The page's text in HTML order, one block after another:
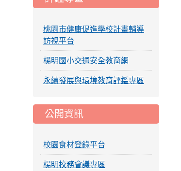
桃園市健康促進學校計畫輔導
訪視平台
楊明國小交通安全教育網
永續發展與環境教育評鑑專區
公開資訊
校園食材登錄平台
楊明校務會議專區